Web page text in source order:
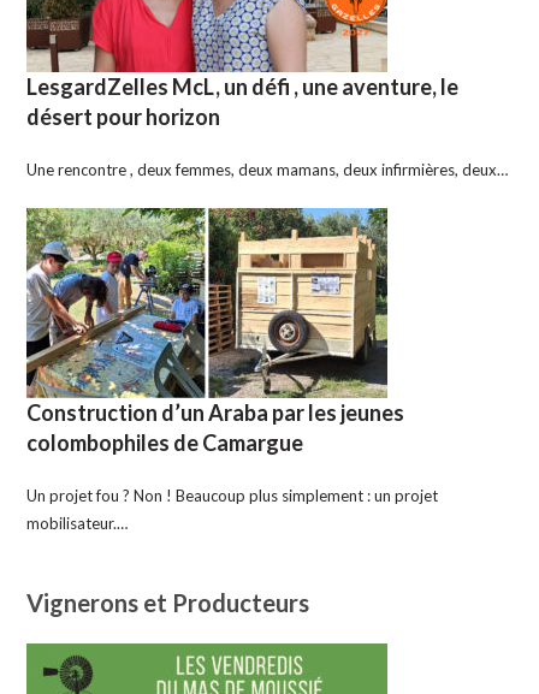
LesgardZelles McL, un défi , une aventure, le
désert pour horizon
Une rencontre , deux femmes, deux mamans, deux infirmières, deux…
Construction d’un Araba par les jeunes
colombophiles de Camargue
Un projet fou ? Non ! Beaucoup plus simplement : un projet
mobilisateur.…
Vignerons et Producteurs